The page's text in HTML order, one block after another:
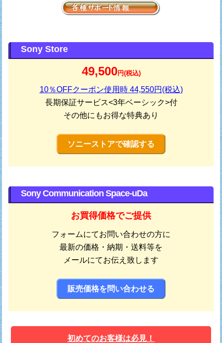
Sony Store
49,500円(税込)
10％OFFクーポン使用時 44,550円(税込)
長期保証サービス<3年ベーシック>付
その他にもお得な特典あり
ソニーストアで確認する
Sony Communication Space-uDa
お買得価格でご提供
フォームにてお問い合わせの方に
最新の価格・納期・送料等を
メールにてお伝え致します
販売価格を問い合わせる
初めてのお客様は必見！